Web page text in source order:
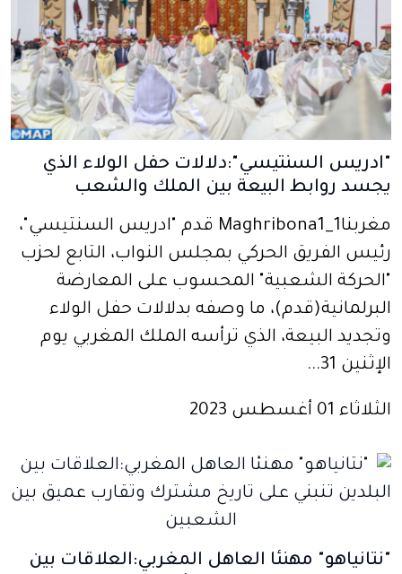
"ادريس السنتيسي":دلالات حفل الولاء الذي
يجسد روابط البيعة بين الملك والشعب
مغربنا1_Maghribona1 قدم "ادريس السنتيسي"،
رئيس الفريق الحركي بمجلس النواب، التابع لحزب
"الحركة الشعبية" المحسوب على المعارضة
البرلمانية(قدم)، ما وصفه بدلالات حفل الولاء
وتجديد البيعة، الذي ترأسه الملك المغربي يوم
الإثنين 31...
الثلاثاء 01 أغسطس 2023
"نتانياهو" مهنئا العاهل المغربي:العلاقات بين